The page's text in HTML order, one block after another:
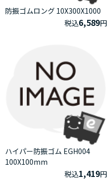
防振ゴムロング 10X300X1000
税込6,589円
ハイパー防振ゴム EGH004
100X100mm
税込1,419円